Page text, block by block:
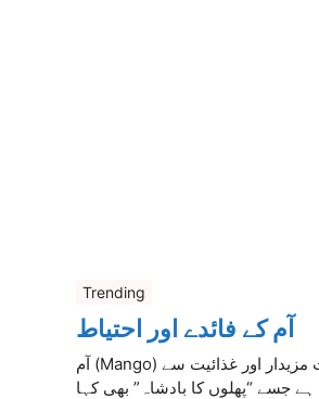
Trending
آم کے فائدے اور احتیاط
آم (Mango) ایک نہایت مزیدار اور غذائیت سے
ہے جسے “پھلوں کا بادشاہ” بھی کہا